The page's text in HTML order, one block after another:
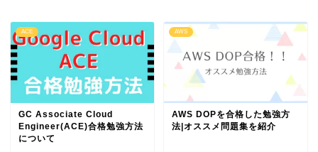
ACE
GC Associate Cloud
Engineer(ACE)合格勉強方法
について
AWS
AWS DOPを合格した勉強方
法|オススメ問題集を紹介